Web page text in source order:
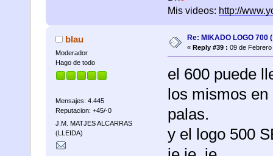
Mis videos: http://
blau
Moderador
Hago de todo
Mensajes: 4.445
Reputacion: +45/-0
J.M. MATJES ALCARRAS
(LLEIDA)
Re: MIKADO LOGO 700
« Reply #39 : 09 de
el 600 puede
los mismos
palas.
y el logo 500